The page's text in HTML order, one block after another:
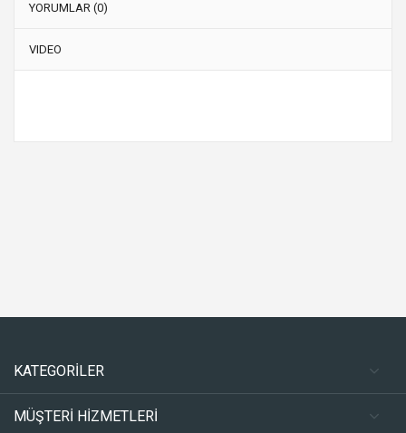
YORUMLAR (0)
VIDEO
KATEGORİLER
MÜŞTERİ HİZMETLERİ